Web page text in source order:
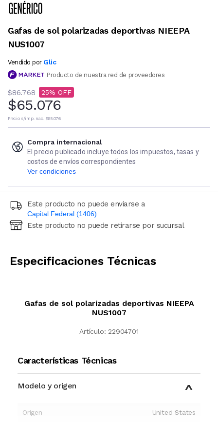
Gafas de sol polarizadas deportivas NIEEPA
NUS1007
Vendido por Glic
Producto de nuestra red de proveedores
$86.768 25
$65.076
Precio s/imp. nac. $65.076
Compra internacional
El precio publicado incluye todos los impuestos, tasas y
costos de envíos correspondientes
Ver condiciones
Este producto no puede enviarse a
Capital Federal (1406)
Ingresá código postal (sólo números)
Este producto no puede retirarse por sucursal
Especificaciones Técnicas
Gafas de sol polarizadas deportivas NIEEPA
NUS1007
Artículo: 22904701
Características Técnicas
Modelo y origen
Origen United States